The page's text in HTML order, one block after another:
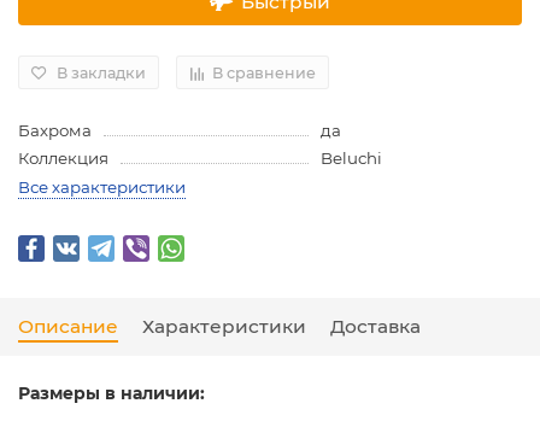
В закладки В сравнение
Бахрома
да
Коллекция
Beluchi
Все характеристики
Описание Характеристики Доставка
Размеры в наличии: